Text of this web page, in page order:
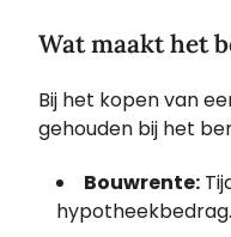
Wat maakt het
Bij het kopen van
gehouden bij het
Bouwrente: